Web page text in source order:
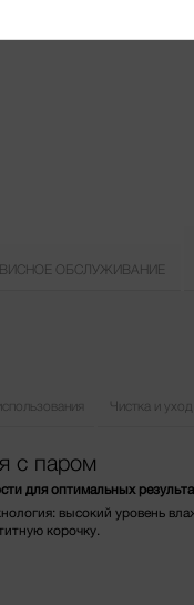
ОБСЛУЖИВАНИЕ
Чистка и уход
с паром
для оптимальных
высокий уровень
корочку.